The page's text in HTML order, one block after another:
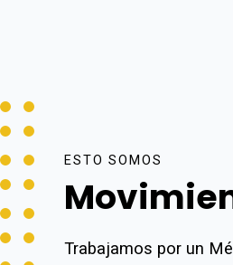
ESTO SOMOS
Trabajamos por un